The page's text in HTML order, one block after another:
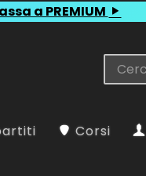
a PREMIUM
Corsi